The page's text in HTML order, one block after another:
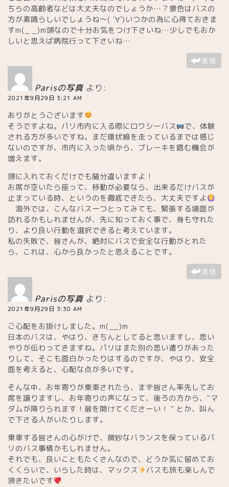
ちらの高齢者などは大丈夫なのでしょうか…？景色はバスの
方が素晴らしいでしょうね～( ´∀`)いつかの為に心得ておきま
すm(_ _)m頭なので十分お気をつけ下さいね…少しでもおか
しいと思えば病院行って下さいね…
返信
Parisの写真 より:
2021年9月29日 3:21 AM
ありがとうございます
そうですよね。パリ市内に入る際にロワシーバス
で、体験
される方が多いですね。まだ環状線を走っているまでは感じ
ないのですが、市内に入った頃から、ブレーキを踏む機会が
増えます。
頭に入れておくだけでも随分違いますよ！
お席が空いたら座って、移動が必要なら、出来るだけバスが
止まっている時、というのを徹底できたら、大丈夫ですよ
海外では、こんなバス一つとってみても、緊張する場面が
訪れるかもしれませんが、先に知っておく事で、身も守れた
り、より良い行動を選択できると考えています。
私の失敗で、皆さんが、絶対にバスで安全な行動がとれた
ら、これは、心から良かったと思えることです。
返信
Parisの写真 より:
2021年9月29日 3:30 AM
ご心配をお掛けしました。m(__)m
日本のバスは、やはり、きちんとしてると思いますし、思い
やりが伝わってきますね。パリはまた別の思い遣りがあった
りして、そこも面白かったりはするのですが、やはり、安全
面を考えると、心配な点が多いです。
そんな中、お年寄りが乗車されたら、まず皆さん率先してお
席を譲りますし、お年寄りの声になって、後ろの方から、"マ
ダムが降りられます！扉を開けてくださーい！＂とか、叫ん
で下さる人がいたりします。
乗車する皆さんの心がけで、微妙なバランスを保っているパ
リのバス事情かもしれません。
それでも、良いこともたくさんなので、どうか気に留めてお
くくらいで、いらした時は、マックス
バスも旅も楽しんで
頂きたいです
スイーツ
有名パティスリー(お菓子店)
チョコレート専門店
プラリネ専門店
アイスクリーム専門店